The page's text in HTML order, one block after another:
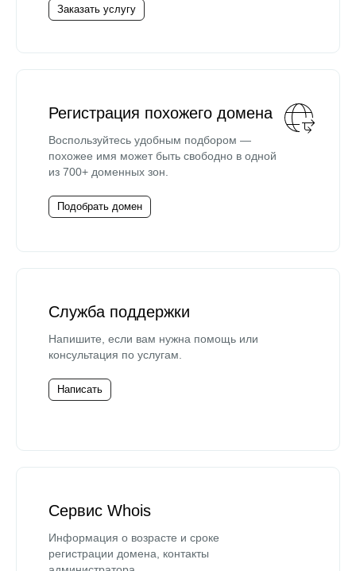
Заказать услугу
Регистрация похожего домена
Воспользуйтесь удобным подбором —
похожее имя может быть свободно в одной
из 700+ доменных зон.
Подобрать домен
Служба поддержки
Напишите, если вам нужна помощь или
консультация по услугам.
Написать
Сервис Whois
Информация о возрасте и сроке
регистрации домена, контакты